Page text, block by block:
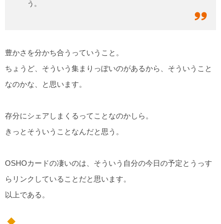
う。
豊かさを分かち合うっていうこと。
ちょうど、そういう集まりっぽいのがあるから、そういうこと
なのかな、と思います。
存分にシェアしまくるってことなのかしら。
きっとそういうことなんだと思う。
OSHOカードの凄いのは、そういう自分の今日の予定とうっす
らリンクしていることだと思います。
以上である。